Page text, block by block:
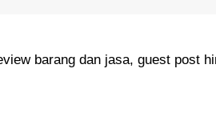
barang dan jasa, guest post